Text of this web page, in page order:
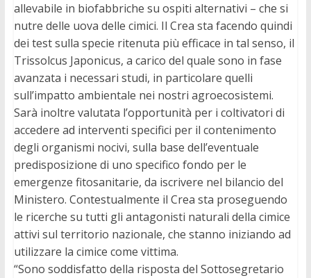
allevabile in biofabbriche su ospiti alternativi – che si
nutre delle uova delle cimici. Il Crea sta facendo quindi
dei test sulla specie ritenuta più efficace in tal senso, il
Trissolcus Japonicus, a carico del quale sono in fase
avanzata i necessari studi, in particolare quelli
sull’impatto ambientale nei nostri agroecosistemi.
Sarà inoltre valutata l’opportunità per i coltivatori di
accedere ad interventi specifici per il contenimento
degli organismi nocivi, sulla base dell’eventuale
predisposizione di uno specifico fondo per le
emergenze fitosanitarie, da iscrivere nel bilancio del
Ministero. Contestualmente il Crea sta proseguendo
le ricerche su tutti gli antagonisti naturali della cimice
attivi sul territorio nazionale, che stanno iniziando ad
utilizzare la cimice come vittima.
“Sono soddisfatto della risposta del Sottosegretario